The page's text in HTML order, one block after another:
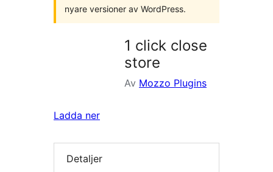
nyare versioner av WordPress.
1 click close
store
Av Mozzo Plugins
Ladda ner
Detaljer